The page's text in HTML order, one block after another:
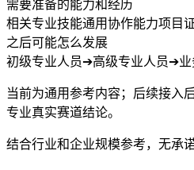
需要准备的能力和经历
相关专业技能通用协作能力项目
之后可能怎么发展
初级专业人员➔高级专业人员➔
当前为通用参考内容；后续接入
专业真实赛道结论。
结合行业和企业规模参考，无承